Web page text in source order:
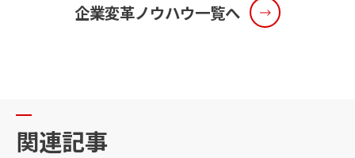
企業変革ノウハウ一覧へ
関連記事